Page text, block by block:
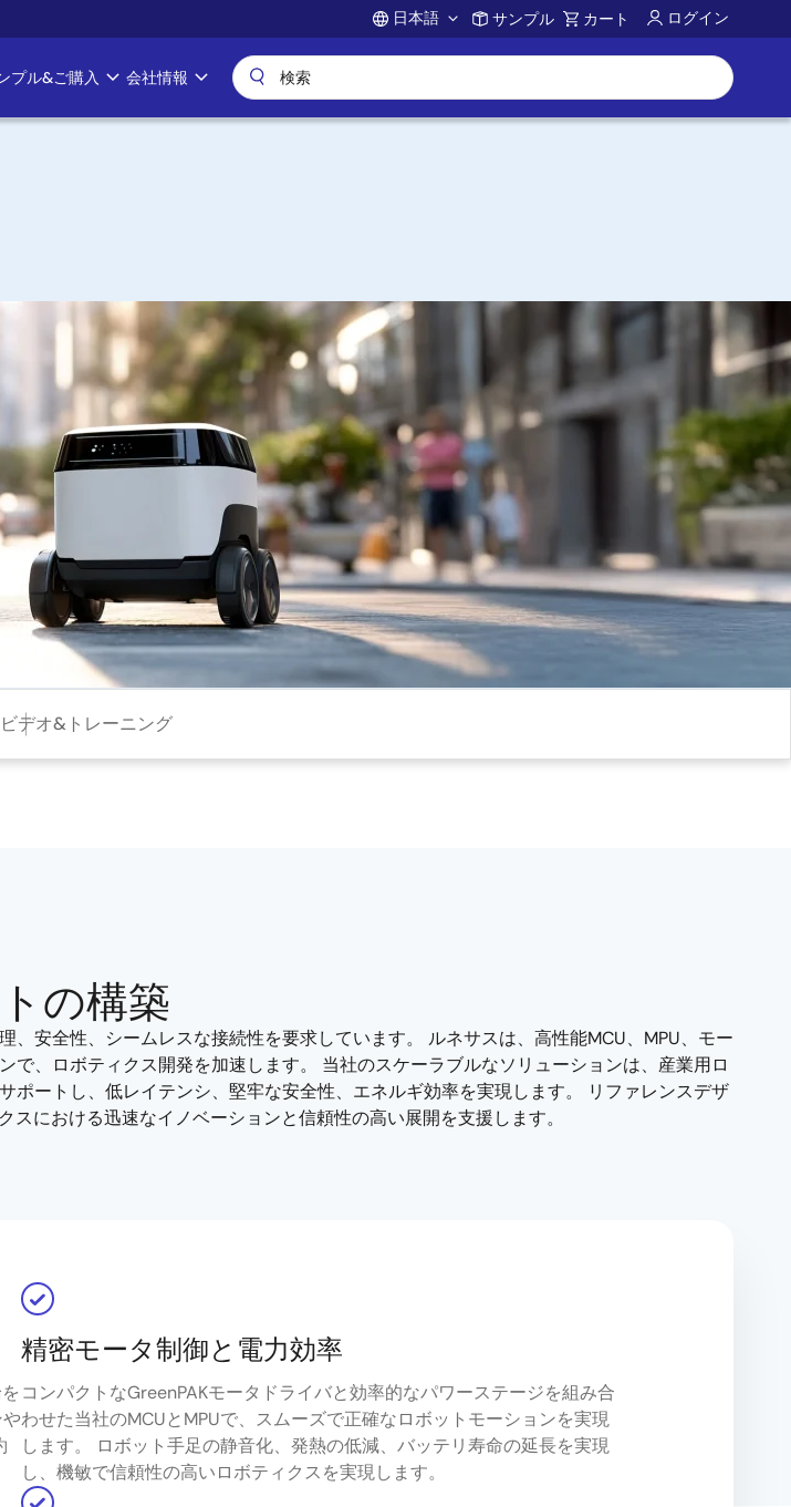
Account
日本語 サンプル カート ログイン
プル&ご購入 会社情報
ビデオ&トレーニング
の構築
安全性、シームレスな接続性を要求しています。 ルネサスは、高性能MCU、MPU、モー
、ロボティクス開発を加速します。 当社のスケーラブルなソリューションは、産業用ロ
ートし、低レイテンシ、堅牢な安全性、エネルギ効率を実現します。 リファレンスデザ
における迅速なイノベーションと信頼性の高い展開を支援します。
精密モータ制御と電力効率
コンパクトなGreenPAKモータドライバと効率的なパワーステージを組み合
わせた当社のMCUとMPUで、スムーズで正確なロボットモーションを実現
します。 ロボット手足の静音化、発熱の低減、バッテリ寿命の延長を実現
し、機敏で信頼性の高いロボティクスを実現します。